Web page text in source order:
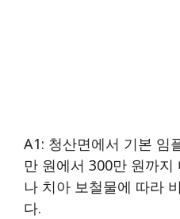
A1: 청산면에서 기본 임
만 원에서 300만 원까
나 치아 보철물에 따라
다.